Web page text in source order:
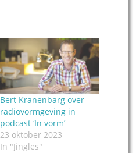
Bert Kranenbarg over
radiovormgeving in
podcast ‘In vorm’
23 oktober 2023
In "Jingles"